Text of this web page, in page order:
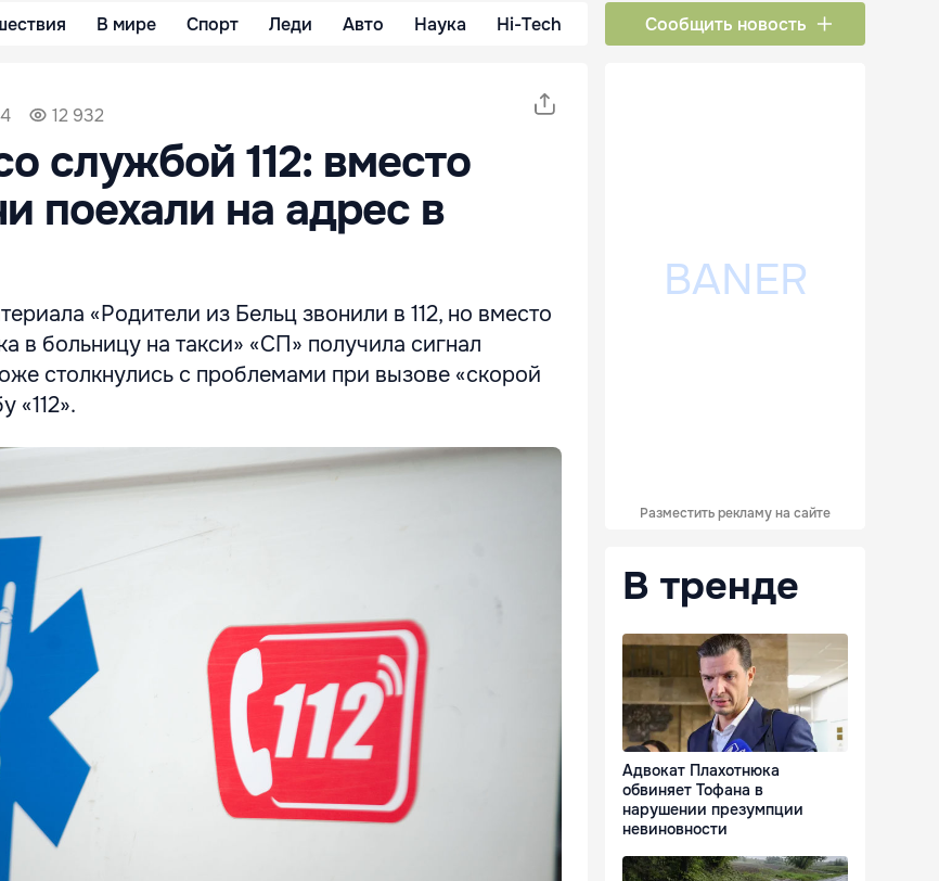
В мире Спорт Леди Авто Наука Hi-Tech Сообщить новость
12 932
службой 112: вместо
поехали на адрес в
«Родители из Бельц звонили в 112, но вместо
в больницу на такси» «СП» получила сигнал
столкнулись с проблемами при вызове «скорой
«112».
Разместить рекламу на сайте
В тренде
Адвокат Плахотнюка
обвиняет Тофана в
нарушении презумпции
невиновности